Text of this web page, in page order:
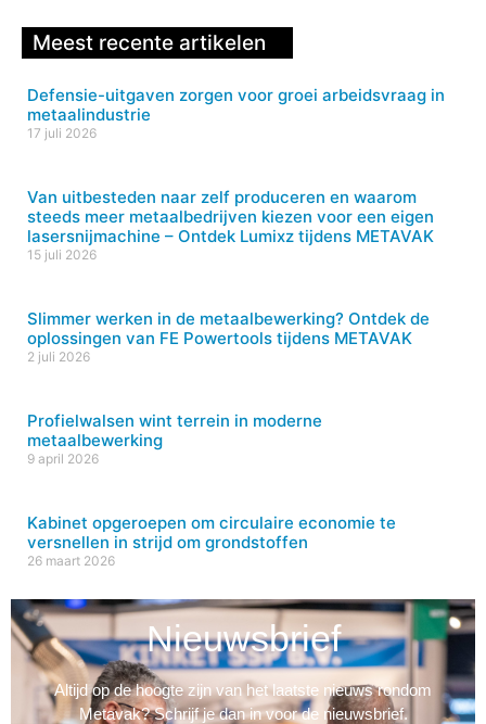
Meest recente artikelen
Defensie-uitgaven zorgen voor groei arbeidsvraag in
metaalindustrie
17 juli 2026
Van uitbesteden naar zelf produceren en waarom
steeds meer metaalbedrijven kiezen voor een eigen
lasersnijmachine – Ontdek Lumixz tijdens METAVAK
15 juli 2026
Slimmer werken in de metaalbewerking? Ontdek de
oplossingen van FE Powertools tijdens METAVAK
2 juli 2026
Profielwalsen wint terrein in moderne
metaalbewerking
9 april 2026
Kabinet opgeroepen om circulaire economie te
versnellen in strijd om grondstoffen
26 maart 2026
Nieuwsbrief
Altijd op de hoogte zijn van het laatste nieuws rondom
Metavak? Schrijf je dan in voor de nieuwsbrief.